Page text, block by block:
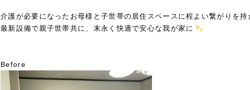
介護が必要になったお母様と子世帯の居住スペースに程よい繋がりを持
最新設備で親子世帯共に、末永く快適で安心な我が家に
Before